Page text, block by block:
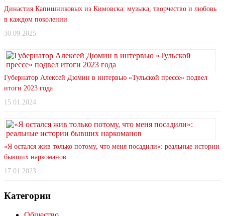
Династия Капишниковых из Кимовска: музыка, творчество и любовь
в каждом поколении
30.09.2025
Губернатор Алексей Дюмин в интервью «Тульской прессе» подвел
итоги 2023 года
15.01.2024
«Я остался жив только потому, что меня посадили»: реальные истории
бывших наркоманов
17.01.2023
Категории